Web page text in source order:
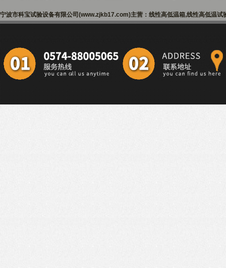
宁波市科宝试验设备有限公司(www.zjkb17.com)主营：线性高低温箱,线性高低温